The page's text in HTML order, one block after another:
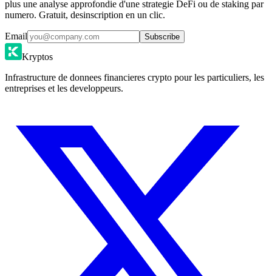
plus une analyse approfondie d'une strategie DeFi ou de staking par
numero. Gratuit, desinscription en un clic.
Email Subscribe
Kryptos
Infrastructure de donnees financieres crypto pour les particuliers, les
entreprises et les developpeurs.